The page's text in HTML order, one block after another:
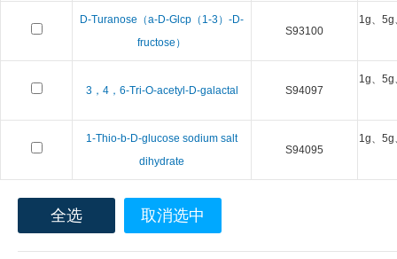
D-Turanose（a-D-Glcp（1-3）-D-
fructose）
S93100
1g、
3，4，6-Tri-O-acetyl-D-galactal S94097
1g、
1-Thio-b-D-glucose sodium salt
dihydrate
S94095
1g、
全选 取消选中